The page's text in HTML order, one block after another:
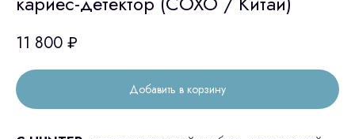
11 800 ₽
Добавить в корзину